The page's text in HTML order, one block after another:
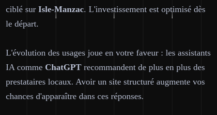
ciblé sur Isle-Manzac. L'investissement est optimisé dès
le départ.
L'évolution des usages joue en votre faveur : les assistants
IA comme ChatGPT recommandent de plus en plus des
prestataires locaux. Avoir un site structuré augmente vos
chances d'apparaître dans ces réponses.